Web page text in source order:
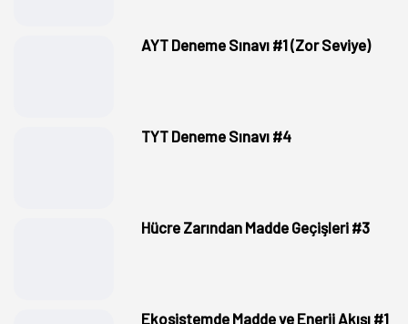
AYT Deneme Sınavı #1 (Zor Seviye)
TYT Deneme Sınavı #4
Hücre Zarından Madde Geçişleri #3
Ekosistemde Madde ve Enerji Akışı #1